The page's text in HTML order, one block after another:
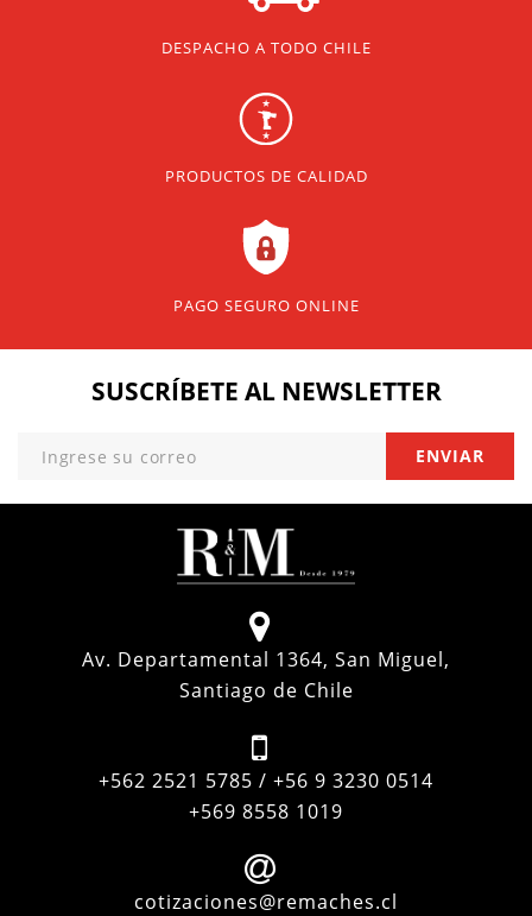
DESPACHO A TODO CHILE
PRODUCTOS DE CALIDAD
PAGO SEGURO ONLINE
SUSCRÍBETE AL NEWSLETTER
Av. Departamental 1364, San Miguel,
Santiago de Chile
+562 2521 5785 / +56 9 3230 0514
+569 8558 1019
cotizaciones@remaches.cl